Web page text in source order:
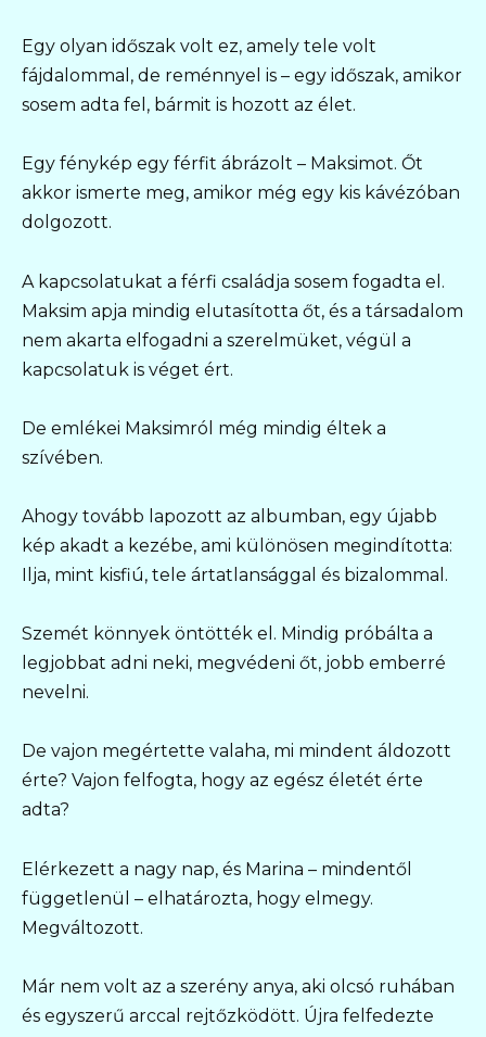
Egy olyan időszak volt ez, amely tele volt
fájdalommal, de reménnyel is – egy időszak, amikor
sosem adta fel, bármit is hozott az élet.
Egy fénykép egy férfit ábrázolt – Maksimot. Őt
akkor ismerte meg, amikor még egy kis kávézóban
dolgozott.
A kapcsolatukat a férfi családja sosem fogadta el.
Maksim apja mindig elutasította őt, és a társadalom
nem akarta elfogadni a szerelmüket, végül a
kapcsolatuk is véget ért.
De emlékei Maksimról még mindig éltek a
szívében.
Ahogy tovább lapozott az albumban, egy újabb
kép akadt a kezébe, ami különösen megindította:
Ilja, mint kisfiú, tele ártatlansággal és bizalommal.
Szemét könnyek öntötték el. Mindig próbálta a
legjobbat adni neki, megvédeni őt, jobb emberré
nevelni.
De vajon megértette valaha, mi mindent áldozott
érte? Vajon felfogta, hogy az egész életét érte
adta?
Elérkezett a nagy nap, és Marina – mindentől
függetlenül – elhatározta, hogy elmegy.
Megváltozott.
Már nem volt az a szerény anya, aki olcsó ruhában
és egyszerű arccal rejtőzködött. Újra felfedezte